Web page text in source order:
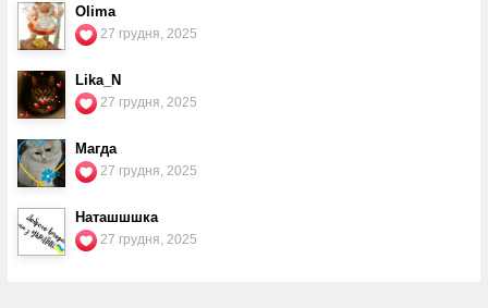
Olima
27 грудня, 2025
Lika_N
27 грудня, 2025
Магда
27 грудня, 2025
Наташшшка
27 грудня, 2025